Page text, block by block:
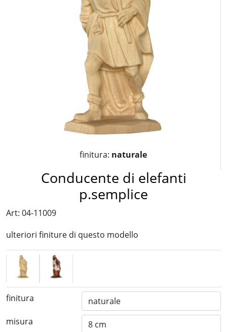
finitura: naturale
Conducente di elefanti
p.semplice
Art: 04-11009
ulteriori finiture di questo modello
finitura
misura